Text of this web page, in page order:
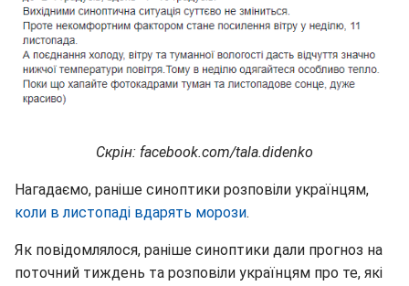
Скрін: facebook.com/tala.didenko
Нагадаємо, раніше синоптики розповіли українцям,
коли в листопаді вдарять морози.
Як повідомлялося, раніше синоптики дали прогноз на
поточний тиждень та розповіли українцям про те, які